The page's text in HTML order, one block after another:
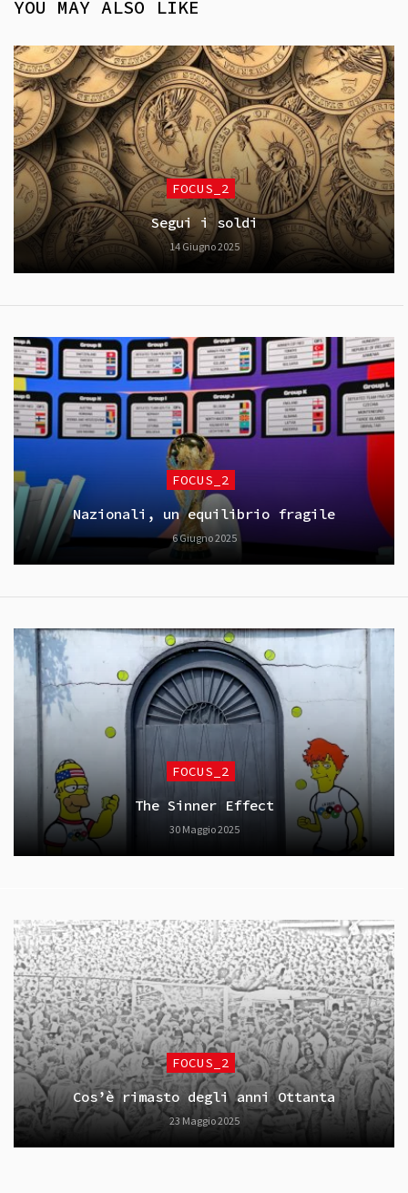
YOU MAY ALSO LIKE
FOCUS_2
Segui i soldi
14 Giugno 2025
FOCUS_2
Nazionali, un equilibrio fragile
6 Giugno 2025
FOCUS_2
The Sinner Effect
30 Maggio 2025
FOCUS_2
Cos’è rimasto degli anni Ottanta
23 Maggio 2025